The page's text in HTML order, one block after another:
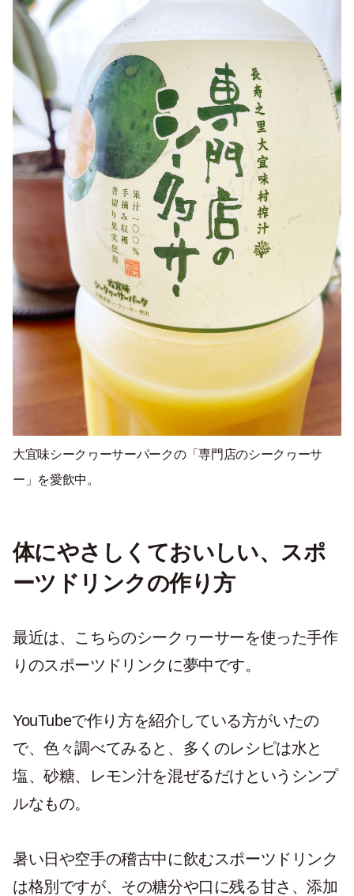
大宜味シークヮーサーパークの「専門店のシークヮーサ
ー」を愛飲中。
体にやさしくておいしい、スポ
ーツドリンクの作り方
最近は、こちらのシークヮーサーを使った手作
りのスポーツドリンクに夢中です。
YouTubeで作り方を紹介している方がいたの
で、色々調べてみると、多くのレシピは水と
塩、砂糖、レモン汁を混ぜるだけというシンプ
ルなもの。
暑い日や空手の稽古中に飲むスポーツドリンク
は格別ですが、その糖分や口に残る甘さ、添加